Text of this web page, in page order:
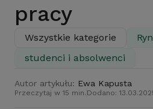
pracy
Wszystkie kategorie
studenci i absolwenci
Autor artykułu: Ewa Kapusta
Przeczytaj w 15 min. Dodano: